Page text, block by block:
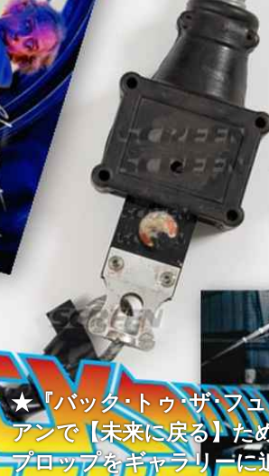
★『バック･トゥ･ザ･フ
アンで【未来に戻る】た
プロップをギャラリーに